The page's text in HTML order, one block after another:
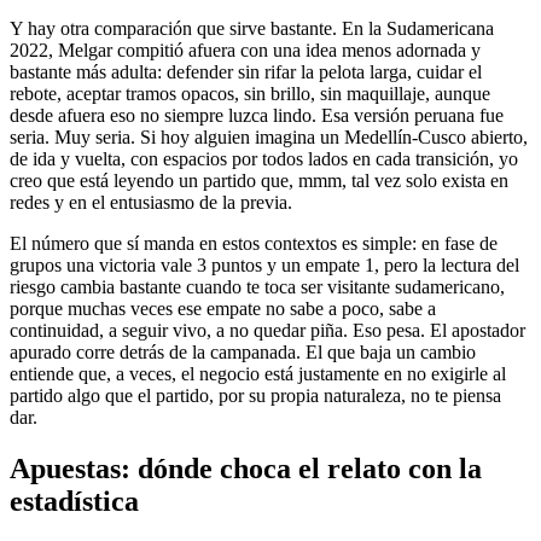
Y hay otra comparación que sirve bastante. En la Sudamericana
2022, Melgar compitió afuera con una idea menos adornada y
bastante más adulta: defender sin rifar la pelota larga, cuidar el
rebote, aceptar tramos opacos, sin brillo, sin maquillaje, aunque
desde afuera eso no siempre luzca lindo. Esa versión peruana fue
seria. Muy seria. Si hoy alguien imagina un Medellín-Cusco abierto,
de ida y vuelta, con espacios por todos lados en cada transición, yo
creo que está leyendo un partido que, mmm, tal vez solo exista en
redes y en el entusiasmo de la previa.
El número que sí manda en estos contextos es simple: en fase de
grupos una victoria vale 3 puntos y un empate 1, pero la lectura del
riesgo cambia bastante cuando te toca ser visitante sudamericano,
porque muchas veces ese empate no sabe a poco, sabe a
continuidad, a seguir vivo, a no quedar piña. Eso pesa. El apostador
apurado corre detrás de la campanada. El que baja un cambio
entiende que, a veces, el negocio está justamente en no exigirle al
partido algo que el partido, por su propia naturaleza, no te piensa
dar.
Apuestas: dónde choca el relato con la
estadística